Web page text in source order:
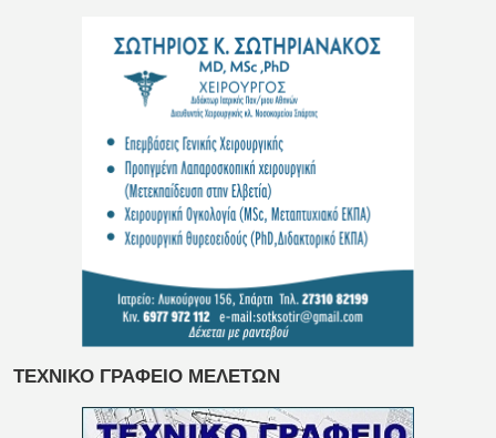
ΤΕΧΝΙΚΟ ΓΡΑΦΕΙΟ ΜΕΛΕΤΩΝ